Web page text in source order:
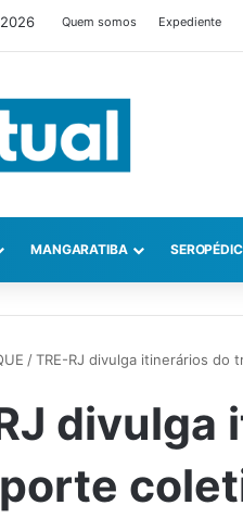
Quem somos Expediente
MANGARATIBA
/TRE-RJ divulga itinerários do
divulga